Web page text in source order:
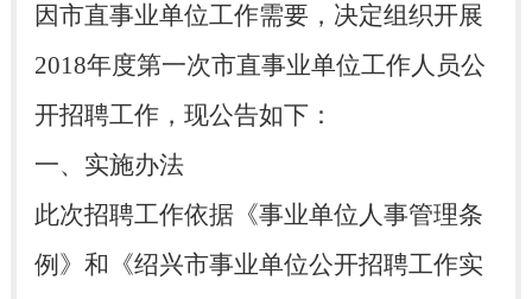
因市直事业单位工作需要，决定组织开展
2018年度第一次市直事业单位工作人员公
开招聘工作，现公告如下：
一、实施办法
此次招聘工作依据《事业单位人事管理条
例》和《绍兴市事业单位公开招聘工作实